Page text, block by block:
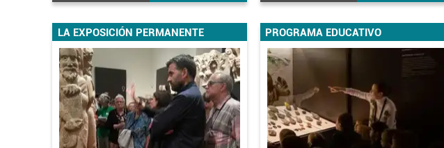
LA EXPOSICIÓN PERMANENTE PROGRAMA EDUCATIVO